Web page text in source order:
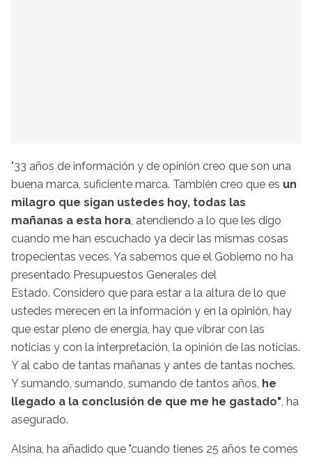
"33 años de información y de opinión creo que son una
buena marca, suficiente marca. También creo que es un
milagro que sigan ustedes hoy, todas las
mañanas a esta hora, atendiendo a lo que les digo
cuando me han escuchado ya decir las mismas cosas
tropecientas veces. Ya sabemos que el Gobierno no ha
presentado Presupuestos Generales del
Estado. Considero que para estar a la altura de lo que
ustedes merecen en la información y en la opinión, hay
que estar pleno de energía, hay que vibrar con las
noticias y con la interpretación, la opinión de las noticias.
Y al cabo de tantas mañanas y antes de tantas noches.
Y sumando, sumando, sumando de tantos años, he
llegado a la conclusión de que me he gastado", ha
asegurado.
Alsina, ha añadido que "cuando tienes 25 años te comes